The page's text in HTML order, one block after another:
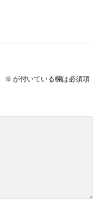
※ が付いている欄は必須項